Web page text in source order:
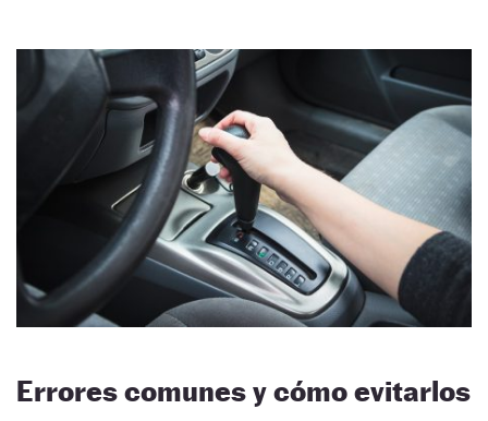
Errores comunes y cómo evitarlos